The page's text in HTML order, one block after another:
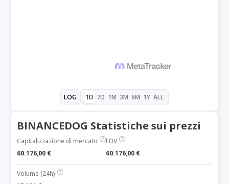
LOG 1D 7D 1M 3M 6M 1Y ALL
BINANCEDOG Statistiche sui prezzi
Capitalizzazione di mercato
60.176,00 €
FDV
60.176,00 €
Volume (24h)